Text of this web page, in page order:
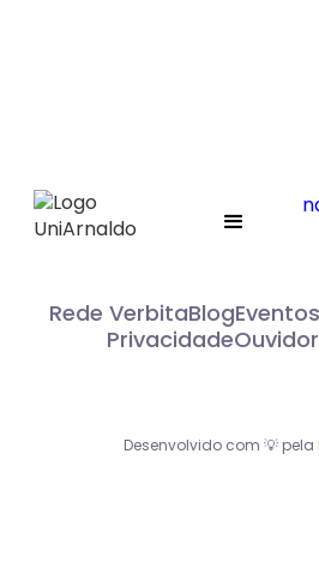
Rede VerbitaBlogEventos
Privacidade
Desenvolvido com 💡 pela